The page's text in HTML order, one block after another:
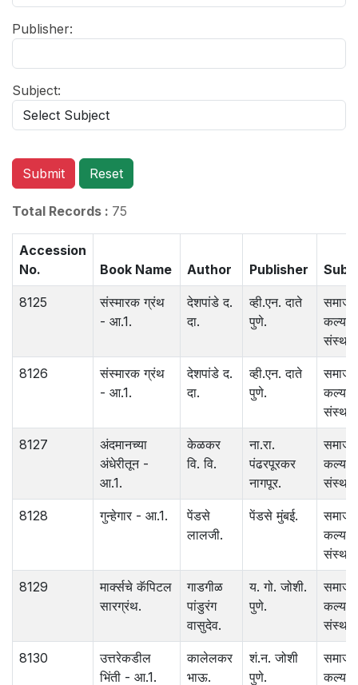
Publisher:
Subject:
Submit Reset
Total Records : 75
Accession
No.
Book Name Author Publisher
8125
संस्मारक ग्रंथ
- आ.1.
देशपांडे द.
दा.
व्ही.एन. दाते
पुणे.
समाज
कल्याण
संस्था.
8126
संस्मारक ग्रंथ
- आ.1.
देशपांडे द.
दा.
व्ही.एन. दाते
पुणे.
समाज
कल्याण
संस्था.
8127
अंदमानच्या
अंधेरीतून -
आ.1.
केळकर
वि. वि.
ना.रा.
पंढरपूरकर
नागपूर.
समाज
कल्याण
संस्था.
8128 गुन्हेगार - आ.1.
पेंडसे
लालजी.
पेंडसे मुंबई.
समाज
कल्याण
संस्था.
8129
मार्क्सचे कॅपिटल
सारग्रंथ.
गाडगीळ
पांडुरंग
वासुदेव.
य. गो. जोशी.
पुणे.
समाज
कल्याण
संस्था.
8130
उत्तरेकडील
भिंती - आ.1.
कालेलकर
भाऊ.
शं.न. जोशी
पुणे.
समाज
कल्याण